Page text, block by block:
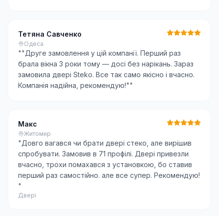
Тетяна Савченко
Одеса
""Друге замовлення у цій компанії. Перший раз
брала вікна 3 роки тому — досі без нарікань. Зараз
замовила двері Steko. Все так само якісно і вчасно.
Компанія надійна, рекомендую!""
Макс
Житомир
"Довго вагався чи брати двері стеко, але вирішив
спробувати. Замовив в 71 профілі. Двері привезли
вчасно, трохи помахався з установкою, бо ставив
перший раз самостійно. але все супер. Рекомендую!
"
Двері